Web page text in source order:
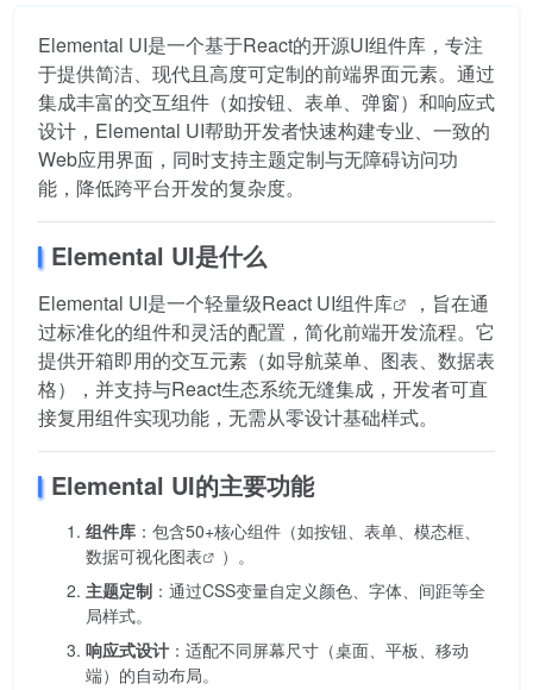
Elemental UI是一个基于React的开源UI组件库，专注
于提供简洁、现代且高度可定制的前端界面元素。通过
集成丰富的交互组件（如按钮、表单、弹窗）和响应式
设计，Elemental UI帮助开发者快速构建专业、一致的
Web应用界面，同时支持主题定制与无障碍访问功
能，降低跨平台开发的复杂度。
Elemental UI是什么
Elemental UI是一个轻量级React UI组件库
，旨在通
过标准化的组件和灵活的配置，简化前端开发流程。它
提供开箱即用的交互元素（如导航菜单、图表、数据表
格），并支持与React生态系统无缝集成，开发者可直
接复用组件实现功能，无需从零设计基础样式。
Elemental UI的主要功能
组件库 ：包含50+核心组件（如按钮、表单、模态框、
数据可视化图表
）。
主题定制 ：通过CSS变量自定义颜色、字体、间距等全
局样式。
响应式设计 ：适配不同屏幕尺寸（桌面、平板、移动
端）的自动布局。